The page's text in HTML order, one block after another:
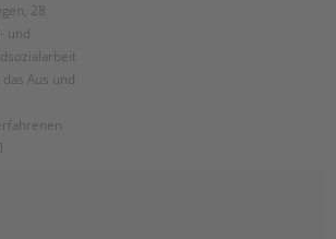
28
und
Aus und